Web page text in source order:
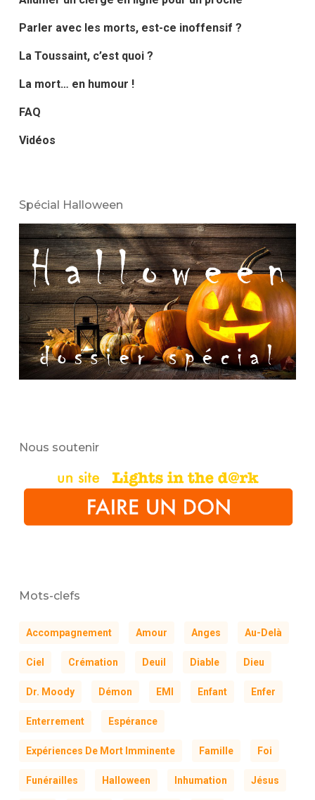
Parler avec les morts, est-ce inoffensif ?
La Toussaint, c’est quoi ?
La mort… en humour !
FAQ
Vidéos
Spécial Halloween
Nous soutenir
Mots-clefs
Accompagnement Amour Anges Au-Delà
Ciel Crémation Deuil Diable Dieu
Dr. Moody Démon EMI Enfant Enfer
Enterrement Espérance
Expériences De Mort Imminente Famille Foi
Funérailles Halloween Inhumation Jésus